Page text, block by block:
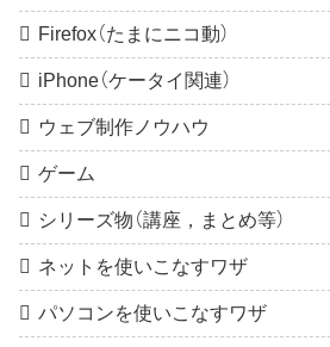
Firefox（たまにニコ動）
iPhone（ケータイ関連）
ウェブ制作ノウハウ
ゲーム
シリーズ物（講座，まとめ等）
ネットを使いこなすワザ
パソコンを使いこなすワザ